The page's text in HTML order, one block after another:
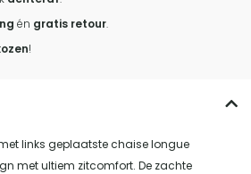
én gratis retour.
!
links geplaatste chaise longue
met ultiem zitcomfort. De zachte